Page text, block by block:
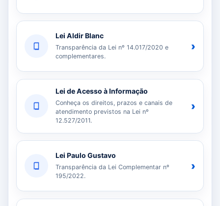
Lei Aldir Blanc
Transparência da Lei nº 14.017/2020 e
complementares.
›
Lei de Acesso à Informação
Conheça os direitos, prazos e canais de
atendimento previstos na Lei nº
12.527/2011.
›
Lei Paulo Gustavo
Transparência da Lei Complementar nº
195/2022.
›